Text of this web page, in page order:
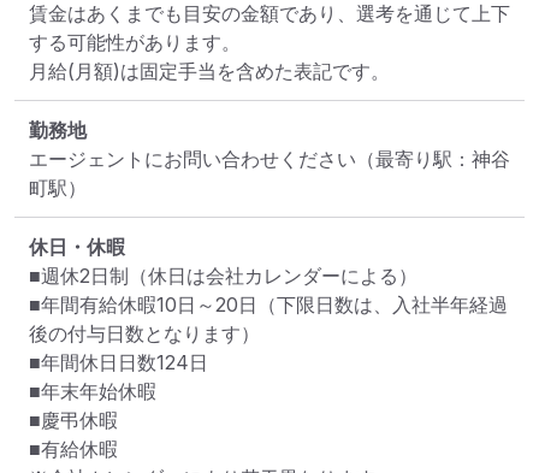
賃金はあくまでも目安の金額であり、選考を通じて上下
する可能性があります。
月給(月額)は固定手当を含めた表記です。
勤務地
エージェントにお問い合わせください （最寄り駅：神谷
町駅）
休日・休暇
■週休2日制（休日は会社カレンダーによる）
■年間有給休暇10日～20日（下限日数は、入社半年経過
後の付与日数となります）
■年間休日日数124日
■年末年始休暇
■慶弔休暇
■有給休暇